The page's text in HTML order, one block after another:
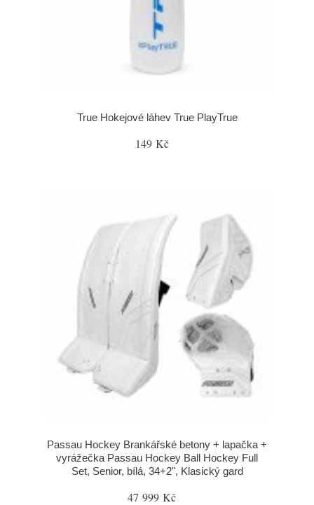
True Hokejové láhev True PlayTrue
149 Kč
Passau Hockey Brankářské betony + lapačka +
vyrážečka Passau Hockey Ball Hockey Full
Set, Senior, bílá, 34+2", Klasický gard
47 999 Kč